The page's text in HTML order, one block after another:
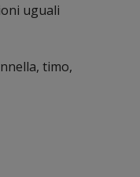
uguali
timo,